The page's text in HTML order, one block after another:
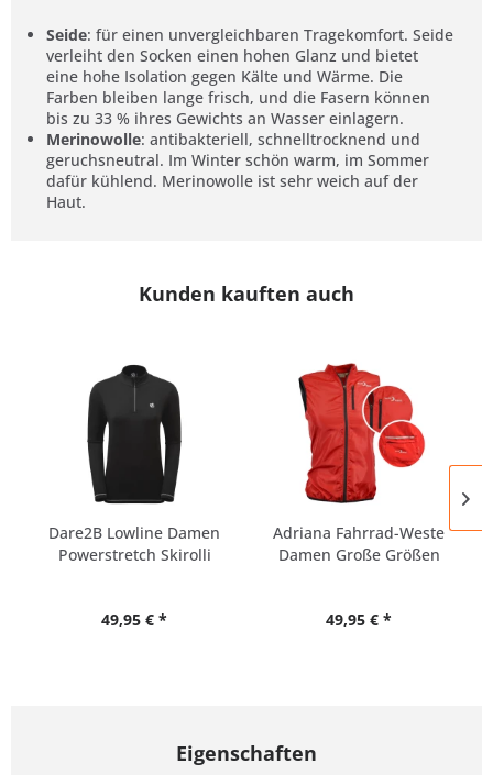
Seide: für einen unvergleichbaren Tragekomfort. Seide
verleiht den Socken einen hohen Glanz und bietet
eine hohe Isolation gegen Kälte und Wärme. Die
Farben bleiben lange frisch, und die Fasern können
bis zu 33 % ihres Gewichts an Wasser einlagern.
Merinowolle: antibakteriell, schnelltrocknend und
geruchsneutral. Im Winter schön warm, im Sommer
dafür kühlend. Merinowolle ist sehr weich auf der
Haut.
Kunden kauften auch
Dare2B Lowline Damen
Powerstretch Skirolli
49,95 € *
Adriana Fahrrad-Weste
Damen Große Größen
49,95 € *
Eigenschaften